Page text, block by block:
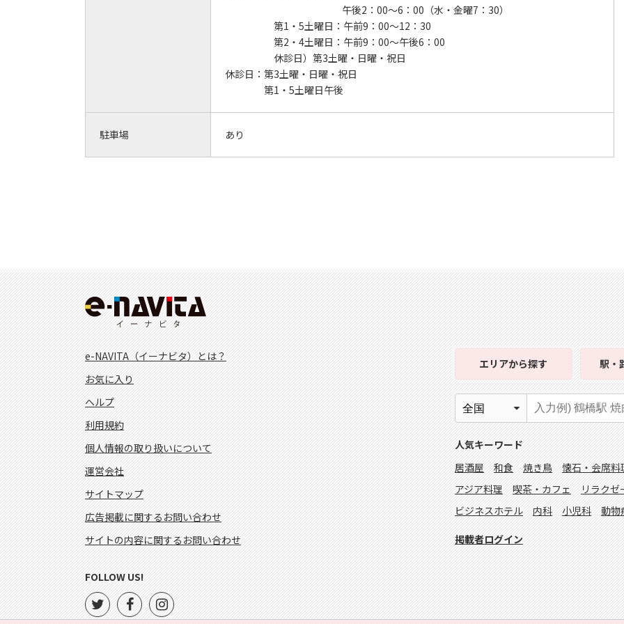
午後2：00～6：00（水・金曜7：30）
第1・5土曜日：午前9：00～12：30
第2・4土曜日：午前9：00～午後6：00
休診日）第3土曜・日曜・祝日
休診日： 第3土曜・日曜・祝日
第1・5土曜日午後
駐車場 あり
e-NAVITA（イーナビタ）とは？
お気に入り
ヘルプ
利用規約
個人情報の取り扱いについて
運営会社
サイトマップ
広告掲載に関するお問い合わせ
サイトの内容に関するお問い合わせ
エリアから探す 駅・
人気キーワード
居酒屋
和食 焼き鳥 懐石・会席料
アジア料理
喫茶・カフェ リラクゼ
ビジネスホテル
内科 小児科 動物
掲載者ログイン
FOLLOW US!